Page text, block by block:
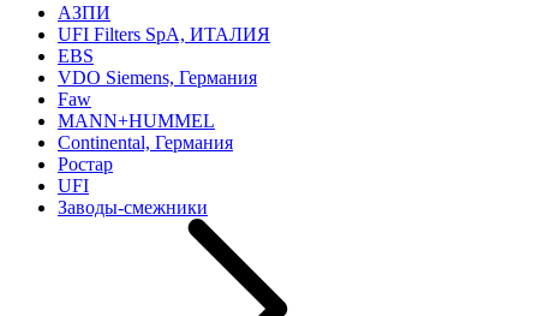
АЗПИ
UFI Filters SpA, ИТАЛИЯ
EBS
VDO Siemens, Германия
Faw
MANN+HUMMEL
Continental, Германия
Ростар
UFI
Заводы-смежники